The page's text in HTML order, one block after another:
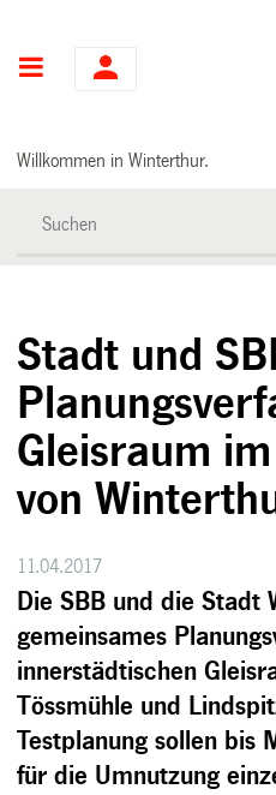
Hauptnavigation
Willkommen in Winterthur.
Stadt und
Gleisraum
von
11.04.2017
Die SBB und die
gemeinsames
innerstädtischen
Tössmühle und
Testplanung sollen bis
für die Umnutzung